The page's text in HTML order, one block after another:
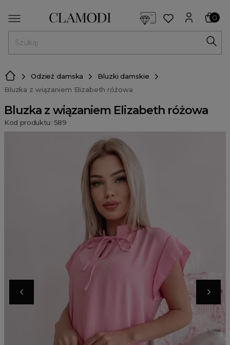
0
Odzież damska
Bluzki damskie
Bluzka z wiązaniem Elizabeth różowa
Bluzka z wiązaniem Elizabeth różowa
Kod produktu: 589